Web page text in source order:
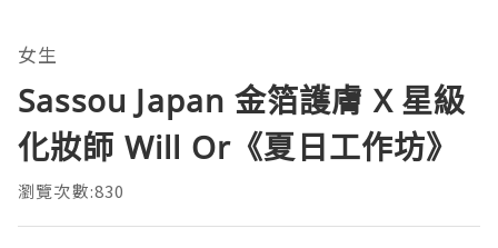
女生
Sassou Japan 金箔護膚 X 星級
化妝師 Will Or《夏日工作坊》
瀏覽次數:830